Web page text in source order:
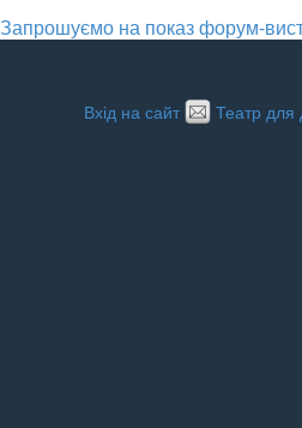
Запрошуємо на показ форум-
Вхід на сайт Театр для